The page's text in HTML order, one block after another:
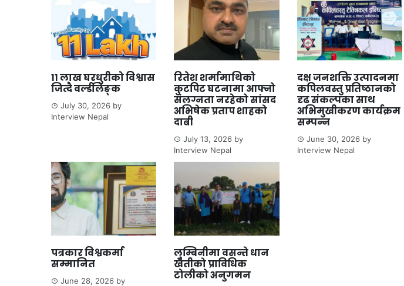
११ लाख घरधुरीको विश्वास
जित्दै वर्ल्डलिङ्क
July 30, 2026 by
Interview Nepal
रितेश शर्मामाथिको
कुटपिट घटनामा आफ्नो
संलग्नता नरहेको सांसद
अभिषेक प्रताप शाहको
दाबी
July 13, 2026 by
Interview Nepal
दक्ष जनशक्ति उत्पादनमा
कपिलवस्तु प्रतिष्ठानको
दृढ संकल्पका साथ
अभिमुखीकरण कार्यक्रम
सम्पन्न
June 30, 2026by
Interview Nepal
पत्रकार विश्वकर्मा
सम्मानित
June 28, 2026 by
लुम्बिनीमा वसन्ते धान
खेतीको प्राविधिक
टोलीको अनुगमन